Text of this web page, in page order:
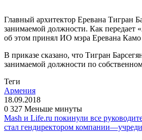
Главный архитектор Еревана Тигран
занимаемой должности. Как передает
об этом принял ИО мэра Еревана
В приказе сказано, что Тигран
занимаемой должности по
Теги
Армения
18.09.2018
0 327 Меньше минуты
Mash и Life.ru покинули все
стал гендиректором